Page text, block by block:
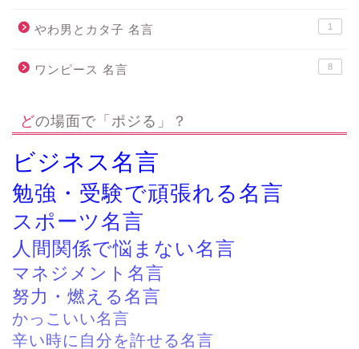
やわ男とカタ子 名言 1
ワンピース 名言 8
どの場面で「ポジる」？
ビジネス名言
勉強・受験で頑張れる名言
スポーツ名言
人間関係で悩まない名言
マネジメント名言
努力・燃える名言
かっこいい名言
辛い時に自分を許せる名言